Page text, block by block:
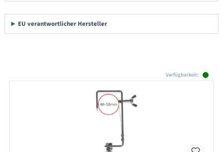
EU verantwortlicher Hersteller
Verfügbarkeit: